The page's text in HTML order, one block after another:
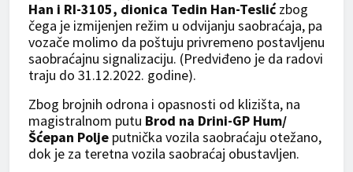
Han i RI-3105, dionica Tedin Han-Teslićzbog
čega je izmijenjen režim u odvijanju saobraćaja, pa
vozače molimo da poštuju privremeno postavljenu
saobraćajnu signalizaciju. (Predviđeno je da radovi
traju do 31.12.2022. godine).
Zbog brojnih odrona i opasnosti od klizišta, na
magistralnom putu Brod na Drini-GP Hum/
Šćepan Polje putnička vozila saobraćaju otežano,
dok je za teretna vozila saobraćaj obustavljen.